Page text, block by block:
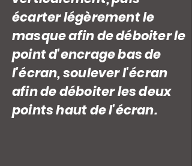
écarter légèrement le
masque afin de déboiter le
point d'encrage bas de
l'écran, soulever l'écran
afin de déboiter les deux
points haut de l'écran.